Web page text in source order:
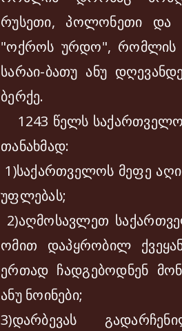
რუსეთი, პოლონეთი და
"ოქროს ურდო", რომლის
სარაი-ბათუ ანუ
ბერქე.
1243 წელს
თანახმად:
1)საქართველოს მეფე
უფლებას;
2)აღმოსავლეთ
ომით დაპყრობილ
ერთად ჩადგებოდნენ
ანუ ნოინები;
3)დარბევას